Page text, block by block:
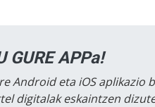
GURE APPa!
Android eta iOS aplikazio
digitalak eskaintzen